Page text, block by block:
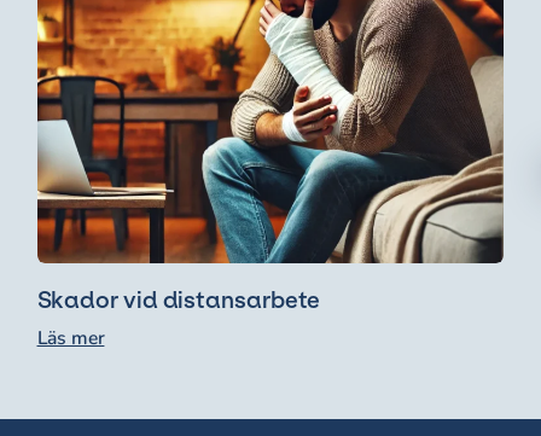
Skador vid distansarbete
Läs mer